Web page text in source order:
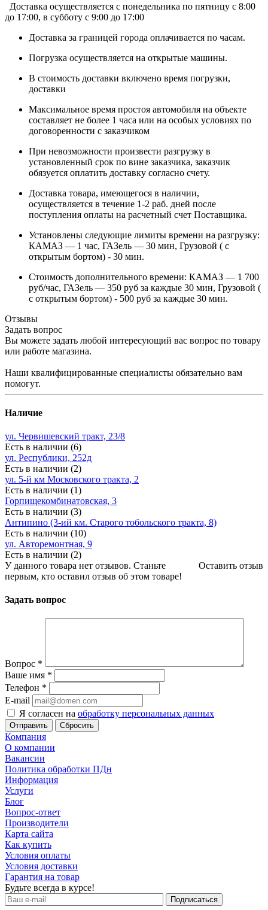
Доставка осуществляется c понедельника по пятницу с 8:00
до 17:00, в субботу с 9:00 до 17:00
Доставка за границей города оплачивается по часам.
Погрузка осуществляется на открытые машины.
В стоимость доставки включено время погрузки,
доставки
Максимальное время простоя автомобиля на объекте
составляет не более 1 часа или на особых условиях по
договоренности с заказчиком
При невозможности произвести разгрузку в
установленный срок по вине заказчика, заказчик
обязуется оплатить доставку согласно счету.
Доставка товара, имеющегося в наличии,
осуществляется в течение 1-2 раб. дней после
поступления оплаты на расчетный счет Поставщика.
Установлены следующие лимиты времени на разгрузку:
КАМАЗ — 1 час, ГАЗель — 30 мин, Грузовой ( с
открытым бортом) - 30 мин.
Стоимость дополнительного времени: КАМАЗ — 1 700
руб/час, ГАЗель — 350 руб за каждые 30 мин, Грузовой (
с открытым бортом) - 500 руб за каждые 30 мин.
Отзывы
Задать вопрос
Вы можете задать любой интересующий вас вопрос по товару
или работе магазина.
Наши квалифицированные специалисты обязательно вам
помогут.
Наличие
ул. Червишевский тракт, 23/8
Есть в наличии (6)
ул. Республики, 252д
Есть в наличии (2)
ул. 5-й км Московского тракта, 2
Есть в наличии (1)
Горпищекомбинатовская, 3
Есть в наличии (3)
Антипино (3-ий км. Старого тобольского тракта, 8)
Есть в наличии (10)
ул. Авторемонтная, 9
Есть в наличии (2)
Оставить отзыв
У данного товара нет отзывов. Станьте
первым, кто оставил отзыв об этом товаре!
Задать вопрос
Вопрос *
Ваше имя *
Телефон *
E-mail
Я согласен на обработку персональных данных
Сбросить
Компания
О компании
Вакансии
Политика обработки ПДн
Информация
Услуги
Блог
Вопрос-ответ
Производители
Карта сайта
Как купить
Условия оплаты
Условия доставки
Гарантия на товар
Будьте всегда в курсе!